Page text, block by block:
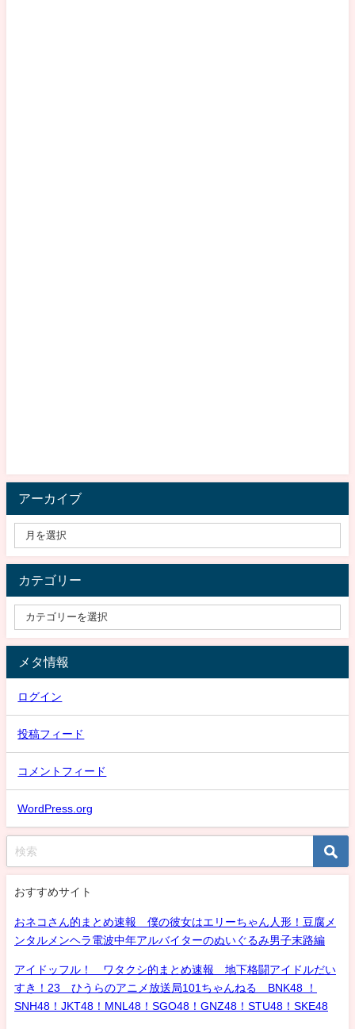
アーカイブ
カテゴリー
メタ情報
ログイン
投稿フィード
コメントフィード
WordPress.org
おすすめサイト
おネコさん的まとめ速報 僕の彼女はエリーちゃん人形！豆腐メ
ンタルメンヘラ電波中年アルバイターのぬいぐるみ男子末路編
アイドッフル！ ワタクシ的まとめ速報 地下格闘アイドルだい
すき！23 ひうらのアニメ放送局101ちゃんねる BNK48 ！
SNH48！JKT48！MNL48！SGO48！GNZ48！STU48！SKE48